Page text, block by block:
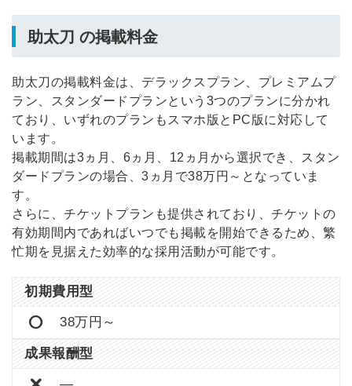
助太刀 の掲載料金
助太刀の掲載料金は、デラックスプラン、プレミアムプ
ラン、スタンダードプランという3つのプランに分かれ
ており、いずれのプランもスマホ版とPC版に対応して
います。
掲載期間は3ヵ月、6ヵ月、12ヵ月から選択でき、スタン
ダードプランの場合、3ヵ月で38万円～となっていま
す。
さらに、チケットプランも提供されており、チケットの
有効期間内であればいつでも掲載を開始できるため、繁
忙期を見据えた効率的な採用活動が可能です。
初期費用型
38万円～
成果報酬型